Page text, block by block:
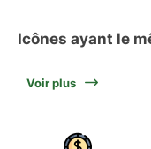
Icônes ayant le
Voir plus